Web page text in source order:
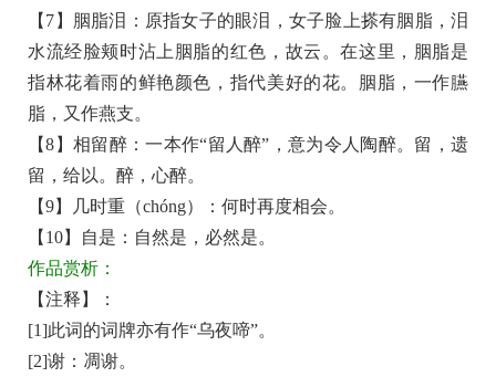
+全
文
注
释
译
文
+原
著
赏
析
【7】胭脂泪：原指女子的眼泪，女子脸上搽有胭脂，泪
水流经脸颊时沾上胭脂的红色，故云。在这里，胭脂是
指林花着雨的鲜艳颜色，指代美好的花。胭脂，一作臙
脂，又作燕支。
【8】相留醉：一本作“留人醉”，意为令人陶醉。留，遗
留，给以。醉，心醉。
【9】几时重（chóng）：何时再度相会。
【10】自是：自然是，必然是。
作品赏析：
【注释】：
[1]此词的词牌亦有作“乌夜啼”。
[2]谢：凋谢。